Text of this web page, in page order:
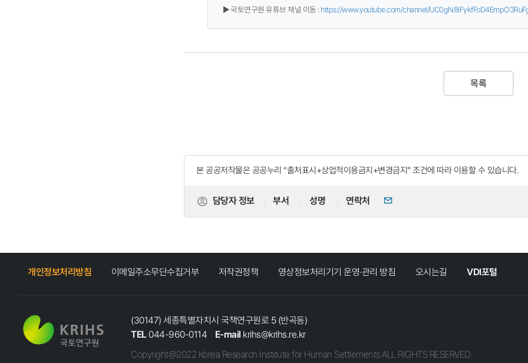
▶ 국토연구원 유튜브 채널 이동 : https://www.youtube.com/channel/
목록
본 공공저작물은 공공누리 “출처표시+상업적이용금지+변경금지”조건에 따라 이용할 수 있습니다.
담당자 정보 부서 성명 연락처
개인정보처리방침 이메일주소무단수집거부 저작권정책 영상정보처리기기 운영·관리 방침 오시는길 VDI포털
(30147) 세종특별자치시 국책연구원로 5 (반곡동)
TEL 044-960-0114 E-mail krihs@krihs.re.kr
Copyright@2022 Korea Research Institute for Human Settlements ALL RIGHTS RESERVED.